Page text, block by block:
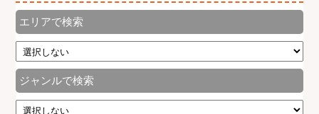
エリアで検索
ジャンルで検索